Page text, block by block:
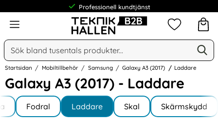
Professionell kundtjänst
Meny
Sök
Sök på Narse Group AB
Mina
Startsidan Mobiltillbehör Samsung Galaxy A3 (2017) Laddare
Galaxy A3 (2017) - Laddare
Hoppa
till
produkter
Underkategorier
A3 (2017)Fodral Laddare Skal Skärmskydd